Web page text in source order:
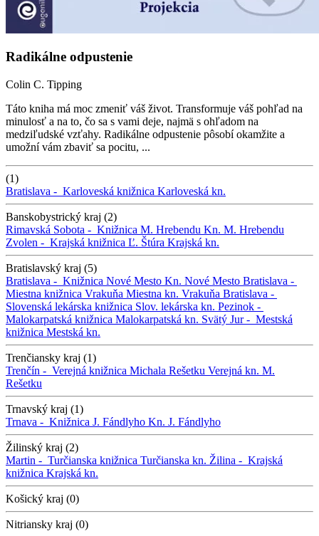
Radikálne odpustenie
Colin C. Tipping
Táto kniha má moc zmeniť váš život. Transformuje váš pohľad na
minulosť a na to, čo sa s vami deje, najmä s ohľadom na
medziľudské vzťahy. Radikálne odpustenie pôsobí okamžite a
umožní vám zbaviť sa pocitu, ...
(1)
Bratislava - Karloveská knižnica Karloveská kn.
Banskobystrický kraj (2)
Rimavská Sobota - Knižnica M. Hrebendu Kn. M. Hrebendu
Zvolen - Krajská knižnica Ľ. Štúra Krajská kn.
Bratislavský kraj (5)
Bratislava - Knižnica Nové Mesto Kn. Nové Mesto Bratislava -
Miestna knižnica Vrakuňa Miestna kn. Vrakuňa Bratislava -
Slovenská lekárska knižnica Slov. lekárska kn. Pezinok -
Malokarpatská knižnica Malokarpatská kn. Svätý Jur - Mestská
knižnica Mestská kn.
Trenčiansky kraj (1)
Trenčín - Verejná knižnica Michala Rešetku Verejná kn. M.
Rešetku
Trnavský kraj (1)
Trnava - Knižnica J. Fándlyho Kn. J. Fándlyho
Žilinský kraj (2)
Martin - Turčianska knižnica Turčianska kn. Žilina - Krajská
knižnica Krajská kn.
Košický kraj (0)
Nitriansky kraj (0)